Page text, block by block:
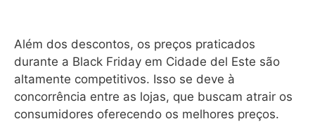
Além dos descontos, os preços praticados
durante a Black Friday em Cidade del Este são
altamente competitivos. Isso se deve à
concorrência entre as lojas, que buscam atrair os
consumidores oferecendo os melhores preços.